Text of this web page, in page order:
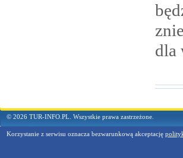
dla
© 2026 TUR-INFO.PL. Wszystkie prawa zastrzeżone.
Korzystanie z serwisu oznacza bezwarunkową akceptację